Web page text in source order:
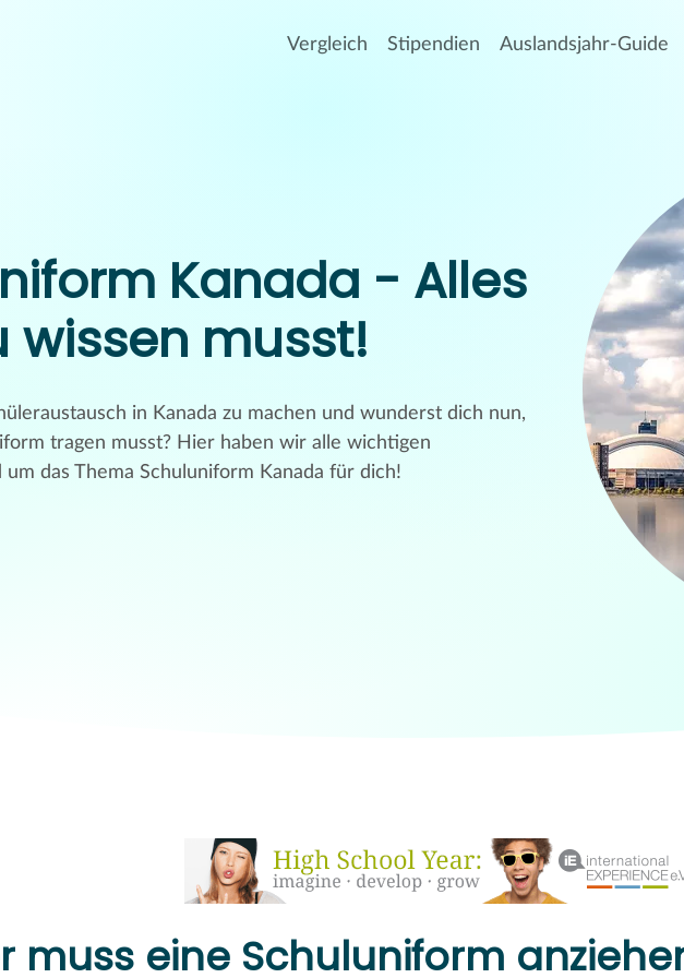
Vergleich Stipendien Auslandsjahr-Guide
Kanada - Alles
wissen musst!
in Kanada zu machen und wunderst dich nun,
tragen musst? Hier haben wir alle wichtigen
um das Thema Schuluniform Kanada für dich!
muss eine Schuluniform